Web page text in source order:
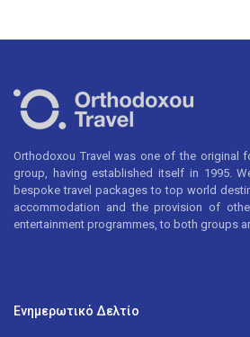
Orthodoxou Travel was one of the original
group, having established itself in 1995.
bespoke travel packages to top world
accommodation and the provision of
entertainment programmes, to both groups
Ενημερωτικό Δελτίο